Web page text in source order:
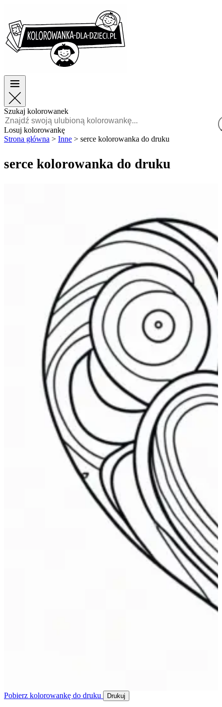
TOP kategorie
Dla chłopców
Dla dziewczynek
Polski
POLSKI
FRANÇAIS
TOP kategorie
Dla chłopców
Dla dziewczynek
Szukaj kolorowanek
Losuj kolorowankę
Strona główna > Inne > serce kolorowanka do druku
serce kolorowanka do druku
Pobierz kolorowankę do druku Drukuj